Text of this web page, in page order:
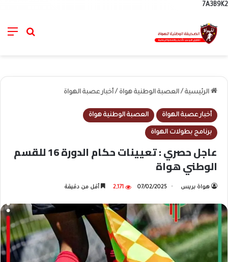
7A3B9K2
خانة
الرئيسية / العصبة الوطنية هواة / أخبار عصبة الهواة
أخبار عصبة الهواة العصبة الوطنية هواة
برنامج بطولات الهواة
عاجل حصري : تعيينات حكام الدورة 16 للقسم
الوطني هواة
هواة بريس 07/02/2025
2,171 أقل من دقيقة